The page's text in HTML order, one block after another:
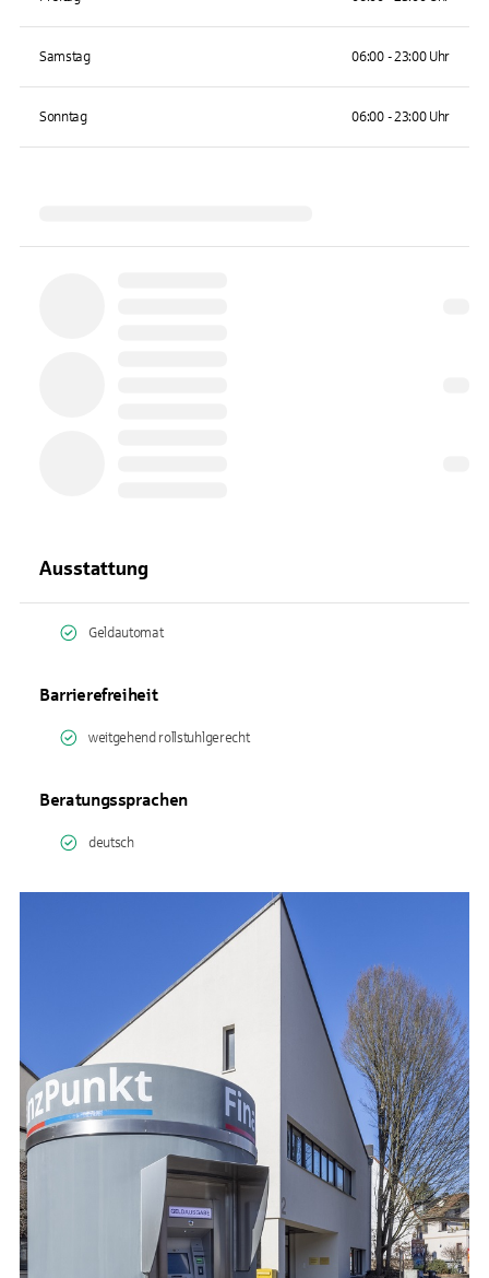
Samstag 06:00 - 23:00 Uhr
Sonntag 06:00 - 23:00 Uhr
Ausstattung
Geldautomat
Barrierefreiheit
weitgehend rollstuhlgerecht
Beratungssprachen
deutsch